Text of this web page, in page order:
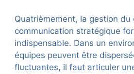
Quatrièmement, la gestion du
communication stratégique
indispensable. Dans un
équipes peuvent être
fluctuantes, il faut articuler